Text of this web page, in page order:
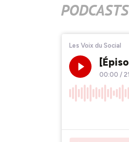
PODCASTS